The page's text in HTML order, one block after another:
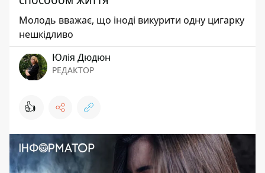
Молодь вважає, що іноді викурити одну цигарку
нешкідливо
Юлія Дюдюн
РЕДАКТОР
👍